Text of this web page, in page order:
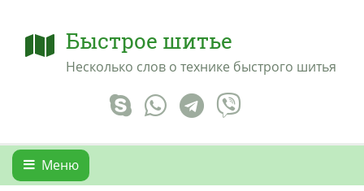
Быстрое шитье
Несколько слов о технике быстрого шитья
Меню